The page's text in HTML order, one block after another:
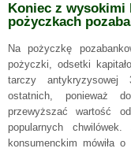
Koniec z wysokimi
pożyczkach
Na pożyczkę
pożyczki, odsetki
tarczy antykryzysowej
ostatnich, ponieważ
przewyższać wartość
popularnych
konsumenckim mówiła